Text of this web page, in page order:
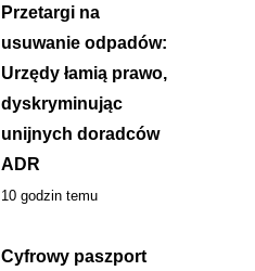
Przetargi na
usuwanie odpadów:
Urzędy łamią prawo,
dyskryminując
unijnych doradców
ADR
10 godzin temu
Cyfrowy paszport